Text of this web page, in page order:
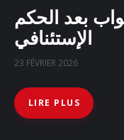
بعد الحكم
الإستئنافي
23 FÉVRIER 2026
LIRE PLUS